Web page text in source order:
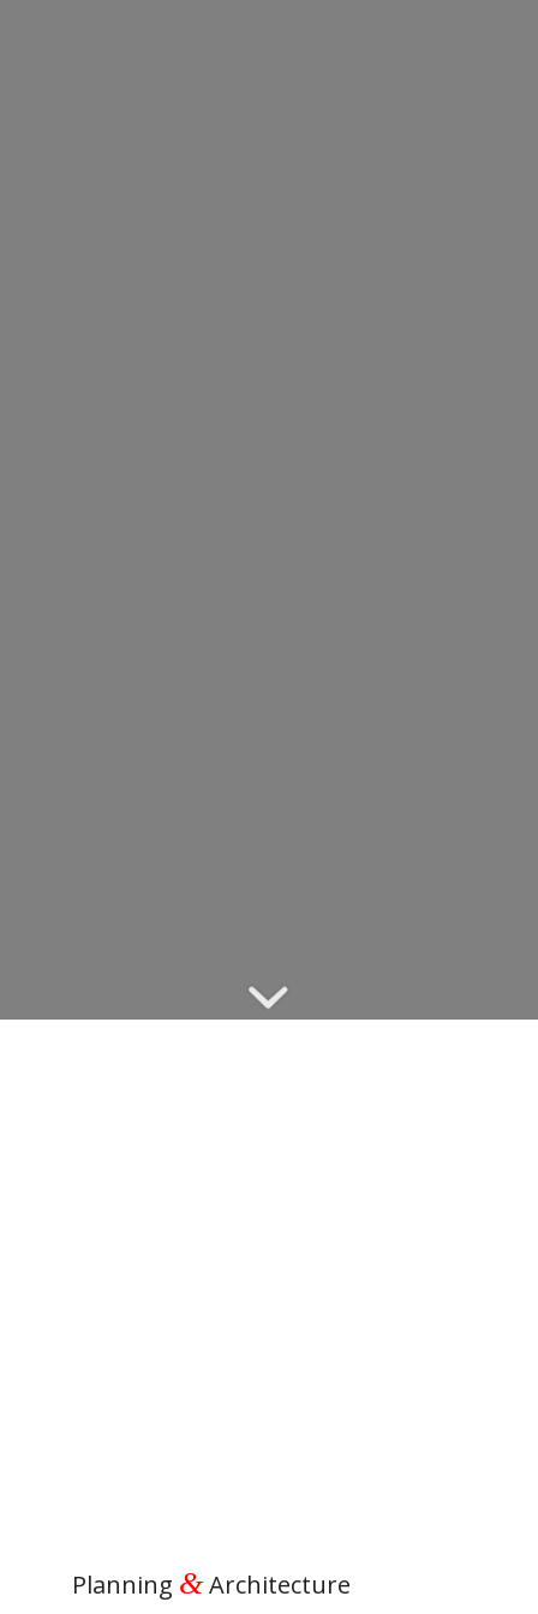
Planning &Architecture